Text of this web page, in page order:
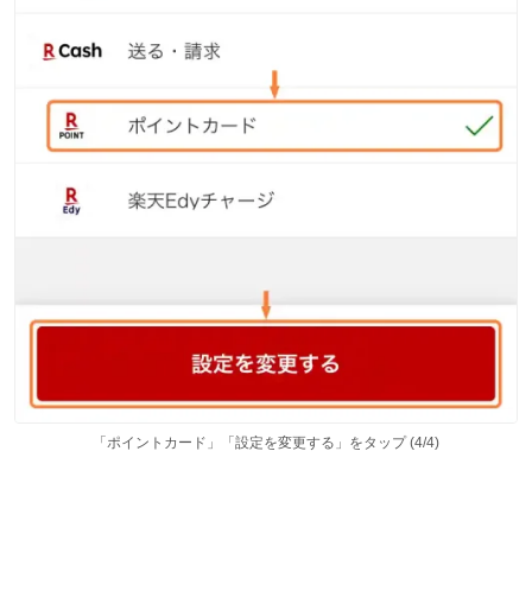
「ポイントカード」「設定を変更する」をタップ (4/4)